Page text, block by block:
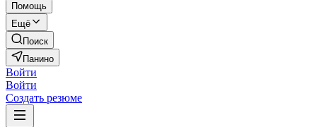
Помощь
Ещё
Поиск
Панино
Войти
Войти
Создать резюме